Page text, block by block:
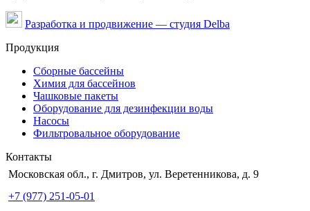
Разработка и продвижение — студия Delba
Продукция
Сборные бассейны
Химия для бассейнов
Чашковые пакеты
Оборудование для дезинфекции воды
Насосы
Фильтровальное оборудование
Контакты
Московская обл., г. Дмитров, ул. Веретенникова, д. 9
+7 (977) 251-05-01